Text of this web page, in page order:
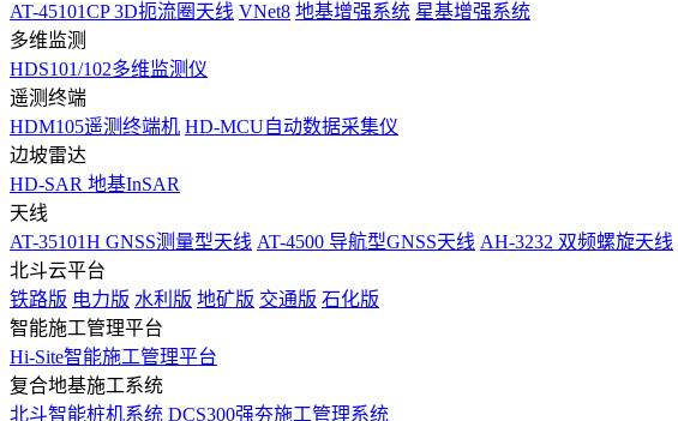
AT-45101CP 3D扼流圈天线 VNet8 地基增强系统 星基增强系统
多维监测
HDS101/102多维监测仪
遥测终端
HDM105遥测终端机 HD-MCU自动数据采集仪
边坡雷达
HD-SAR 地基InSAR
天线
AT-35101H GNSS测量型天线 AT-4500 导航型GNSS天线 AH-3232 双频螺旋天线
北斗云平台
铁路版 电力版 水利版 地矿版 交通版 石化版
智能施工管理平台
Hi-Site智能施工管理平台
复合地基施工系统
北斗智能桩机系统 DCS300强夯施工管理系统